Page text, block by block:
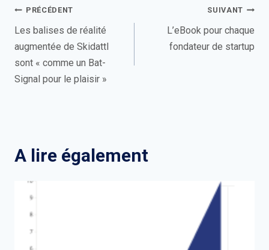
Navigation
de
l’article
PRÉCÉDENT
Les balises de réalité
augmentée de Skidattl
sont « comme un Bat-
Signal pour le plaisir »
SUIVANT
L’eBook pour chaque
fondateur de startup
A lire également